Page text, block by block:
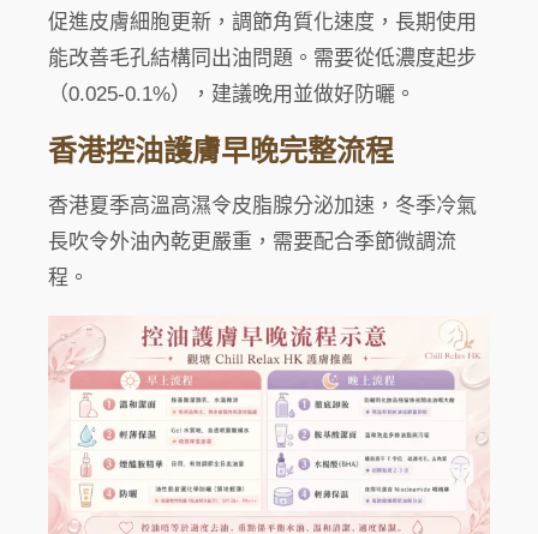
促進皮膚細胞更新，調節角質化速度，長期使用
能改善毛孔結構同出油問題。需要從低濃度起步
（0.025-0.1%），建議晚用並做好防曬。
香港控油護膚早晚完整流程
香港夏季高溫高濕令皮脂腺分泌加速，冬季冷氣
長吹令外油內乾更嚴重，需要配合季節微調流
程。